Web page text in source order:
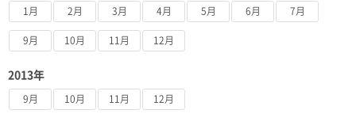
1月 2月 3月 4月 5月 6月 7月
9月 10月 11月 12月
2013年
9月 10月 11月 12月